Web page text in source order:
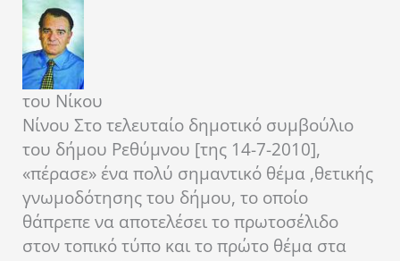
του Νίκου
Νίνου Στο τελευταίο δημοτικό συμβούλιο
του δήμου Ρεθύμνου [της 14-7-2010],
«πέρασε» ένα πολύ σημαντικό θέμα ,θετικής
γνωμοδότησης του δήμου, το οποίο
θάπρεπε να αποτελέσει το πρωτοσέλιδο
στον τοπικό τύπο και το πρώτο θέμα στα